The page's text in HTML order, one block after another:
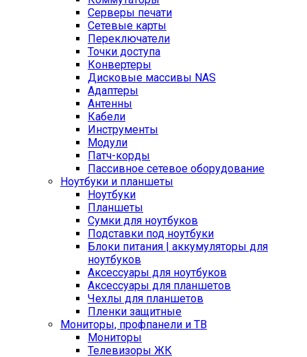
Серверы печати
Сетевые карты
Переключатели
Точки доступа
Конвертеры
Дисковые массивы NAS
Адаптеры
Антенны
Кабели
Инструменты
Модули
Патч-корды
Пассивное сетевое оборудование
Ноутбуки и планшеты
Ноутбуки
Планшеты
Сумки для ноутбуков
Подставки под ноутбуки
Блоки питания | аккумуляторы для
ноутбуков
Аксессуары для ноутбуков
Аксессуары для планшетов
Чехлы для планшетов
Пленки защитные
Мониторы, профпанели и ТВ
Мониторы
Телевизоры ЖК